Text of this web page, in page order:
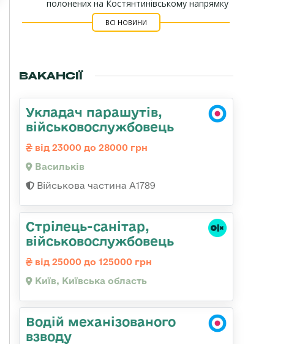
полонених на Костянтинівському напрямку
ВСІ НОВИНИ
ВАКАНСІЇ
Укладач парашутів,
військовослужбовець
від 23000 до 28000 грн
Васильків
Військова частина А1789
Стрілець-санітар,
військовослужбовець
від 25000 до 125000 грн
Київ, Київська область
Водій механізованого
взводу